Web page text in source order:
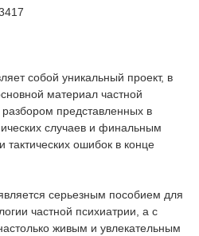
собой уникальный проект, в
материал частной
разбором представленных в
случаев и финальным
тактических ошибок в конце
серьезным пособием для
частной психиатрии, а с
живым и увлекательным